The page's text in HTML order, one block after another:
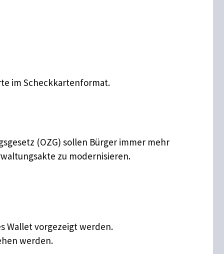
im Scheckkartenformat.
(OZG) sollen Bürger immer mehr
zu modernisieren.
Wallet vorgezeigt werden.
werden.